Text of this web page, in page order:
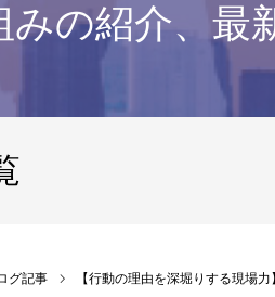
みの紹介、最
グ記事 【行動の理由を深堀りする現場力】